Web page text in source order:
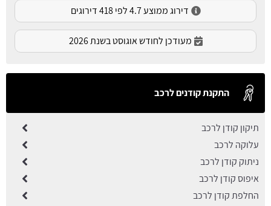
דירוג ממוצע 4.7 לפי 418 דירוגים
מעודכן לחודש אוגוסט בשנת 2026
התקנת קודנים לרכב
תיקון קודן לרכב
עלוקה לרכב
ניתוק קודן לרכב
איפוס קודן לרכב
החלפת קודן לרכב